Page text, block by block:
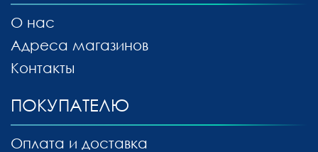
О нас
Адреса магазинов
Контакты
ПОКУПАТЕЛЮ
Оплата и доставка